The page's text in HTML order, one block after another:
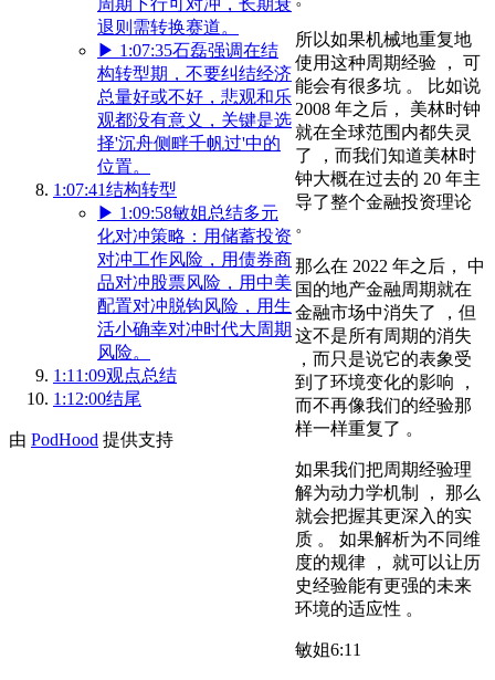
退则需转换赛道。
▶ 1:07:35石磊强调在结
构转型期，不要纠结经济
总量好或不好，悲观和乐
观都没有意义，关键是选
择'沉舟侧畔千帆过'中的
位置。
1:07:41结构转型
▶ 1:09:58敏姐总结多元
化对冲策略：用储蓄投资
对冲工作风险，用债券商
品对冲股票风险，用中美
配置对冲脱钩风险，用生
活小确幸对冲时代大周期
风险。
1:11:09观点总结
1:12:00结尾
由 PodHood 提供支持
所以如果机械地重复地
使用这种周期经验 ， 可
能会有很多坑 。 比如说
2008 年之后， 美林时钟
就在全球范围内都失灵
了 ，而我们知道美林时
钟大概在过去的 20 年主
导了整个金融投资理论
。
那么在 2022 年之后， 中
国的地产金融周期就在
金融市场中消失了 ，但
这不是所有周期的消失
，而只是说它的表象受
到了环境变化的影响 ，
而不再像我们的经验那
样一样重复了 。
如果我们把周期经验理
解为动力学机制 ， 那么
就会把握其更深入的实
质 。 如果解析为不同维
度的规律 ， 就可以让历
史经验能有更强的未来
环境的适应性 。
敏姐6:11